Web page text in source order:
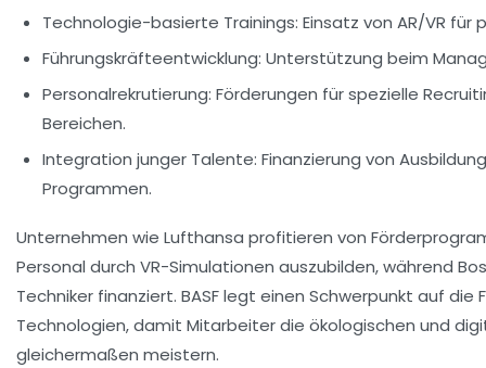
Technologie-basierte Trainings: Einsatz von AR/VR für
Führungskräfteentwicklung: Unterstützung beim
Personalrekrutierung: Förderungen für spezielle
Bereichen.
Integration junger Talente: Finanzierung von
Programmen.
Unternehmen wie Lufthansa profitieren von
Personal durch VR-Simulationen auszubilden, während
Techniker finanziert. BASF legt einen Schwerpunkt auf
Technologien, damit Mitarbeiter die ökologischen und
gleichermaßen meistern.